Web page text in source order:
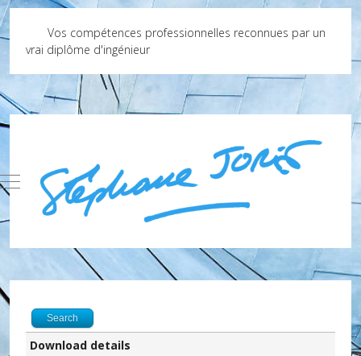
Vos compétences professionnelles reconnues par un
vrai diplôme d'ingénieur
Mobile Menu Toggle
Search
Download details